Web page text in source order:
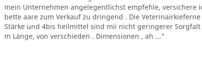
mein Unternehmen angelegentlichst empfehle, versichere
bette aare zum Verkauf zu dringend . Die
Stärke und 4bis heilmittel sind mii nicht geringerer Sorgfalt
m Länge, von verschieden . Dimensionen , ah ..."